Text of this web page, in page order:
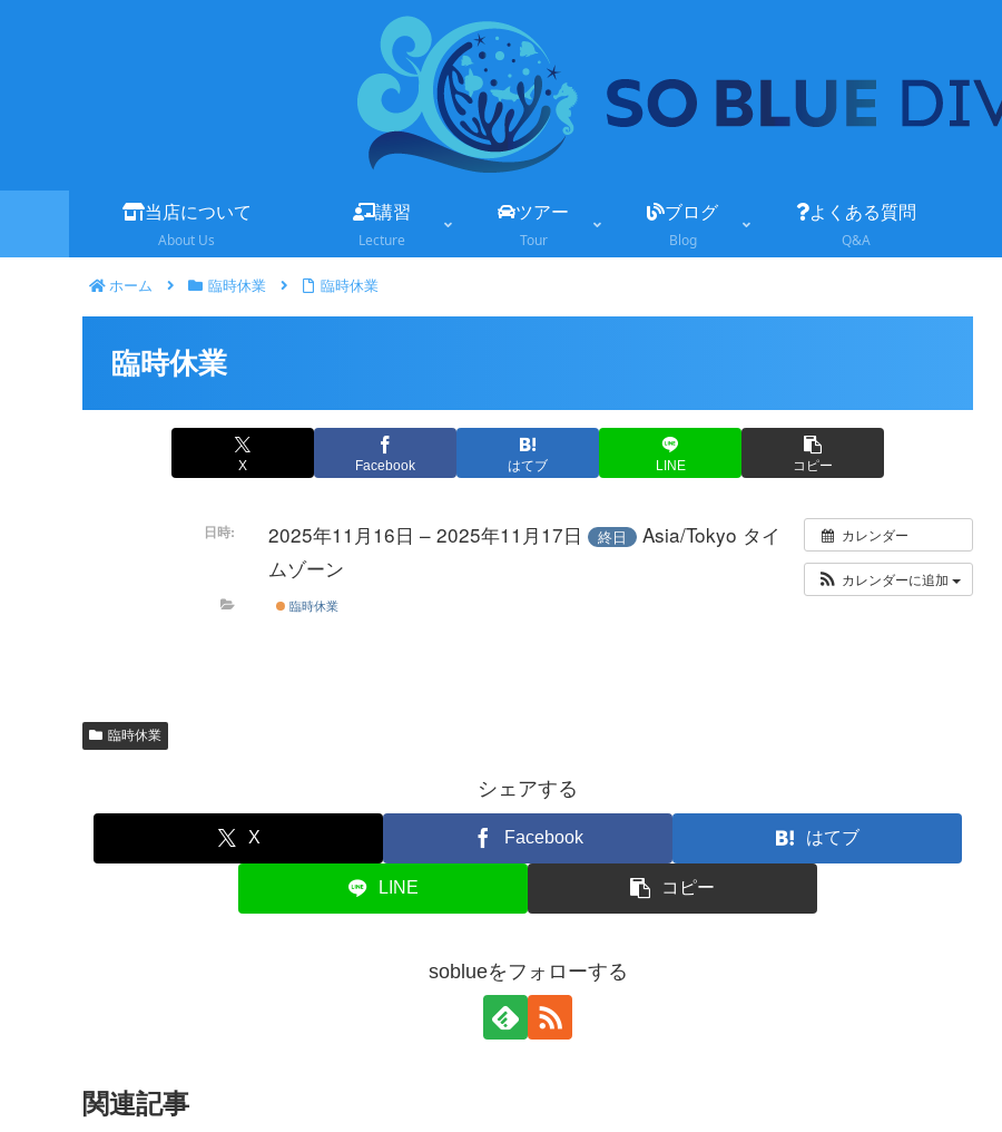
当店について
About Us
講習
Lecture
ツアー
Tour
ブログ
Blog
よくある質問
Q&A
ホーム 臨時休業 臨時休業
臨時休業
X Facebook はてブ LINE コピー
カレンダー
カレンダーに追加
日時: 2025年11月16日 – 2025年11月17日 終日
Asia/Tokyo タイ
ムゾーン
臨時休業
臨時休業
シェアする
X Facebook はてブ
LINE コピー
soblueをフォローする
関連記事